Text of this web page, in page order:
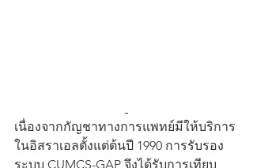
เนื่องจากกัญชาทางการแพทย์มีให้บริการ
ในอิสราเอลตั้งแต่ต้นปี 1990 การรับรอง
ระบบ CUMCS-GAP จึงได้รับการเทียบ